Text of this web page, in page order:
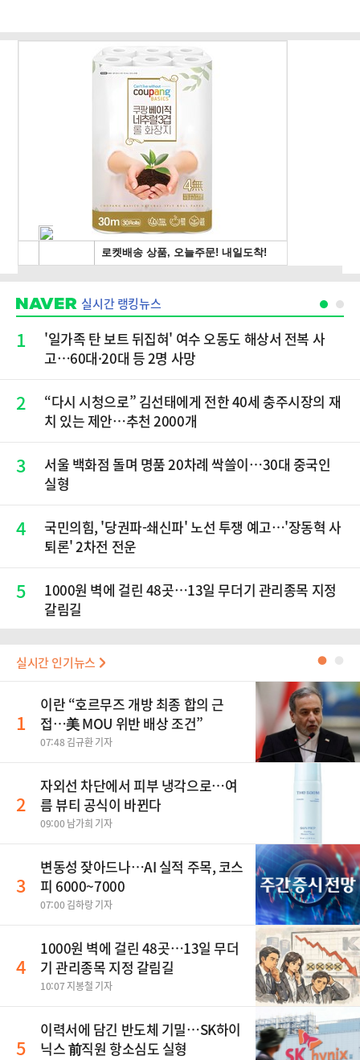
실시간 랭킹뉴스
1
'일가족 탄 보트 뒤집혀' 여수 오동도 해상서 전복 사
고…60대·20대 등 2명 사망
2
“다시 시청으로” 김선태에게 전한 40세 충주시장의 재
치 있는 제안…추천 2000개
3
서울 백화점 돌며 명품 20차례 싹쓸이…30대 중국인
실형
4
국민의힘, '당권파-쇄신파' 노선 투쟁 예고…'장동혁 사
퇴론' 2차전 전운
5
1000원 벽에 걸린 48곳…13일 무더기 관리종목 지정
갈림길
실시간 인기뉴스 ●
1
이란 “호르무즈 개방 최종 합의 근
접…美 MOU 위반 배상 조건”
07:48 김규환 기자
2
자외선 차단에서 피부 냉각으로…여
름 뷰티 공식이 바뀐다
09:00 남가희 기자
3
변동성 잦아드나…AI 실적 주목, 코스
피 6000~7000
07:00 김하랑 기자
4
1000원 벽에 걸린 48곳…13일 무더
기 관리종목 지정 갈림길
10:07 지봉철 기자
5
이력서에 담긴 반도체 기밀…SK하이
닉스 前직원 항소심도 실형